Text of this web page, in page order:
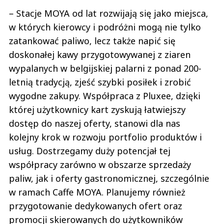
– Stacje MOYA od lat rozwijają się jako miejsca,
w których kierowcy i podróżni mogą nie tylko
zatankować paliwo, lecz także napić się
doskonałej kawy przygotowywanej z ziaren
wypalanych w belgijskiej palarni z ponad 200-
letnią tradycją, zjeść szybki posiłek i zrobić
wygodne zakupy. Współpraca z Pluxee, dzięki
której użytkownicy kart zyskują łatwiejszy
dostęp do naszej oferty, stanowi dla nas
kolejny krok w rozwoju portfolio produktów i
usług. Dostrzegamy duży potencjał tej
współpracy zarówno w obszarze sprzedaży
paliw, jak i oferty gastronomicznej, szczególnie
w ramach Caffe MOYA. Planujemy również
przygotowanie dedykowanych ofert oraz
promocji skierowanych do użytkowników